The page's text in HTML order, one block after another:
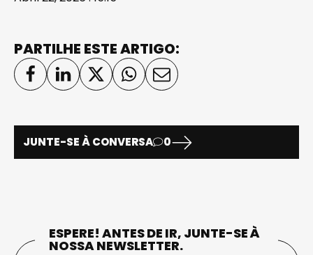
PARTILHE ESTE ARTIGO:
JUNTE-SE À CONVERSA 0
ESPERE! ANTES DE IR, JUNTE-SE À
NOSSA NEWSLETTER.